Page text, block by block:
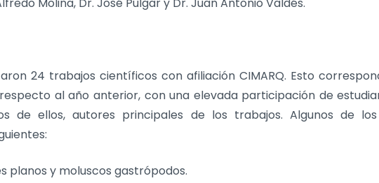
24 trabajos científicos con afiliación CIMARQ. Esto
al año anterior, con una elevada participación de
de ellos, autores principales de los trabajos. Algunos de
planos y moluscos gastrópodos.